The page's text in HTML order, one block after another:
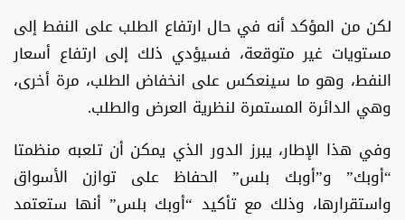
لكن من المؤكد أنه في حال ارتفاع الطلب على النفط إلى
مستويات غير متوقعة، فسيؤدي ذلك إلى ارتفاع أسعار
النفط، وهو ما سينعكس على انخفاض الطلب، مرة أخرى،
وهي الدائرة المستمرة لنظرية العرض والطلب.
وفي هذا الإطار، يبرز الدور الذي يمكن أن تلعبه منظمتا
“أوبك” و”أوبك بلس” الحفاظ على توازن الأسواق
واستقرارها، وذلك مع تأكيد “أوبك بلس” أنها ستعتمد